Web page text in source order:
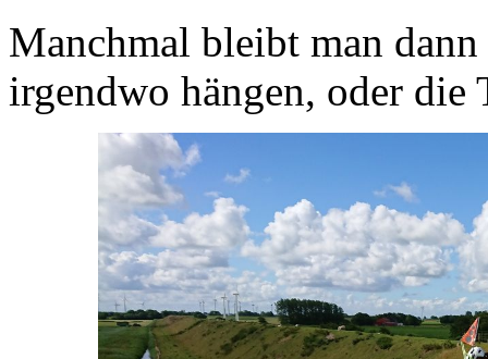
Manchmal bleibt man
irgendwo hängen, oder